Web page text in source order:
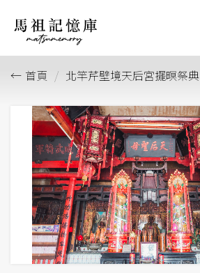
首頁 北竿芹壁境天后宮擺暝祭典